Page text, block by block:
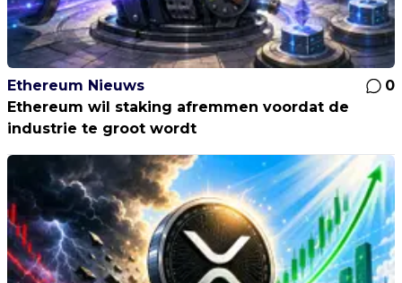
Ethereum Nieuws
0
Ethereum wil staking afremmen voordat de
industrie te groot wordt